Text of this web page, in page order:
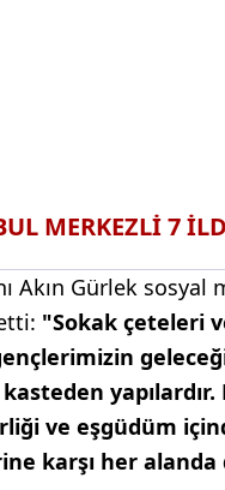
MERKEZLİ 7
Akın Gürlek sosyal
"Sokak çeteleri
yapılardır.
ve eşgüdüm
karşı her alanda